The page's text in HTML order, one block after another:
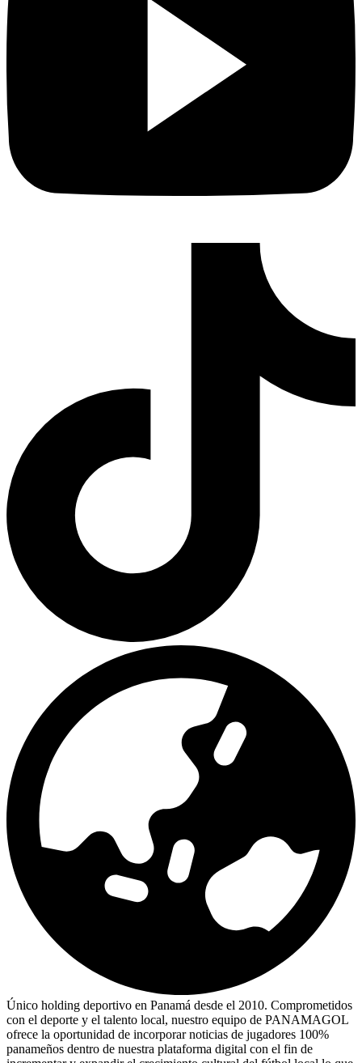
Único holding deportivo en Panamá desde el 2010. Comprometidos
con el deporte y el talento local, nuestro equipo de PANAMAGOL
ofrece la oportunidad de incorporar noticias de jugadores 100%
panameños dentro de nuestra plataforma digital con el fin de